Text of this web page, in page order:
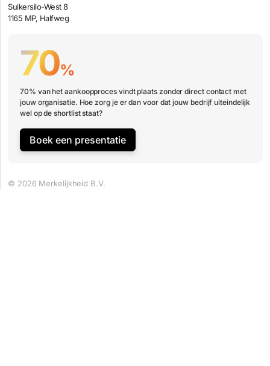
Suikersilo-West 8
1165 MP, Halfweg
70%
70% van het aankoopproces vindt plaats zonder direct contact met
jouw organisatie. Hoe zorg je er dan voor dat jouw bedrijf uiteindelijk
wel op de shortlist staat?
Boek een presentatie
© 2026 Merkelijkheid B.V.